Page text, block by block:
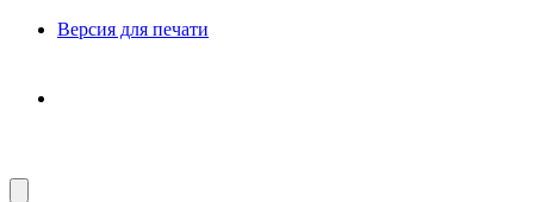
Версия для печати